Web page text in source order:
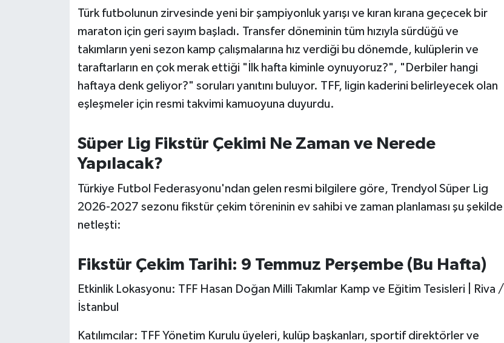
Türk futbolunun zirvesinde yeni bir şampiyonluk yarışı ve kıran kırana geçecek bir
maraton için geri sayım başladı. Transfer döneminin tüm hızıyla sürdüğü ve
takımların yeni sezon kamp çalışmalarına hız verdiği bu dönemde, kulüplerin ve
taraftarların en çok merak ettiği "İlk hafta kiminle oynuyoruz?", "Derbiler hangi
haftaya denk geliyor?" soruları yanıtını buluyor. TFF, ligin kaderini belirleyecek olan
eşleşmeler için resmi takvimi kamuoyuna duyurdu.
Süper Lig Fikstür Çekimi Ne Zaman ve Nerede
Yapılacak?
Türkiye Futbol Federasyonu'ndan gelen resmi bilgilere göre, Trendyol Süper Lig
2026-2027 sezonu fikstür çekim töreninin ev sahibi ve zaman planlaması şu şekilde
netleşti:
Fikstür Çekim Tarihi: 9 Temmuz Perşembe (Bu Hafta)
Etkinlik Lokasyonu: TFF Hasan Doğan Milli Takımlar Kamp ve Eğitim Tesisleri | Riva /
İstanbul
Katılımcılar: TFF Yönetim Kurulu üyeleri, kulüp başkanları, sportif direktörler ve
OTOMOTİV
SEYAHAT
TARİHTE BUGÜN